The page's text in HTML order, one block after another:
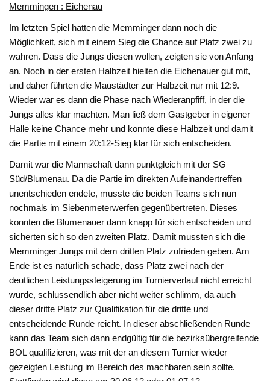
Memmingen : Eichenau
Im letzten Spiel hatten die Memminger dann noch die
Möglichkeit, sich mit einem Sieg die Chance auf Platz zwei zu
wahren. Dass die Jungs diesen wollen, zeigten sie von Anfang
an. Noch in der ersten Halbzeit hielten die Eichenauer gut mit,
und daher führten die Maustädter zur Halbzeit nur mit 12:9.
Wieder war es dann die Phase nach Wiederanpfiff, in der die
Jungs alles klar machten. Man ließ dem Gastgeber in eigener
Halle keine Chance mehr und konnte diese Halbzeit und damit
die Partie mit einem 20:12-Sieg klar für sich entscheiden.
Damit war die Mannschaft dann punktgleich mit der SG
Süd/Blumenau. Da die Partie im direkten Aufeinandertreffen
unentschieden endete, musste die beiden Teams sich nun
nochmals im Siebenmeterwerfen gegenübertreten. Dieses
konnten die Blumenauer dann knapp für sich entscheiden und
sicherten sich so den zweiten Platz. Damit mussten sich die
Memminger Jungs mit dem dritten Platz zufrieden geben. Am
Ende ist es natürlich schade, dass Platz zwei nach der
deutlichen Leistungssteigerung im Turnierverlauf nicht erreicht
wurde, schlussendlich aber nicht weiter schlimm, da auch
dieser dritte Platz zur Qualifikation für die dritte und
entscheidende Runde reicht. In dieser abschließenden Runde
kann das Team sich dann endgültig für die bezirksübergreifende
BOL qualifizieren, was mit der an diesem Turnier wieder
gezeigten Leistung im Bereich des machbaren sein sollte.